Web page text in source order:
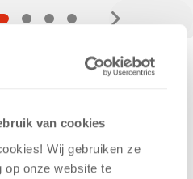
van cookies
Wij gebruiken ze
op onze website te